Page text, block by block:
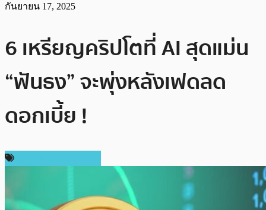
กันยายน 17, 2025
6 เหรียญคริปโตที่ AI สุดแม่น
“ฟันธง” จะพุ่งหลังเฟดลด
ดอกเบี้ย !